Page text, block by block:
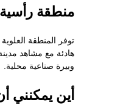
منطقة
هادئة مع مشاهد
وبيرة صناعية محلية.
أين يمكنني